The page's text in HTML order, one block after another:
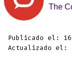
The
Publicado el:
Actualizado el: